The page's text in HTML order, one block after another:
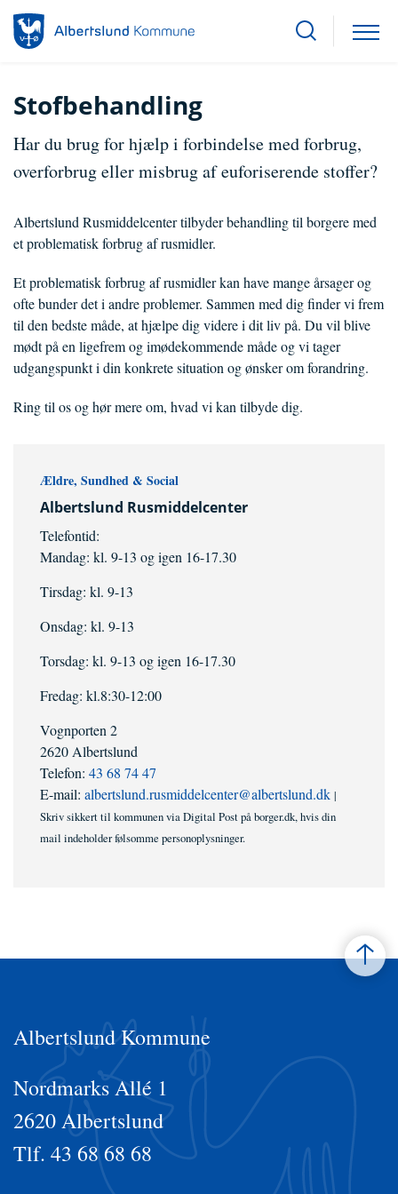
Stofbehandling
Har du brug for hjælp i forbindelse med forbrug,
overforbrug eller misbrug af euforiserende stoffer?
Albertslund Rusmiddelcenter tilbyder behandling til borgere med
et problematisk forbrug af rusmidler.
Et problematisk forbrug af rusmidler kan have mange årsager og
ofte bunder det i andre problemer. Sammen med dig finder vi frem
til den bedste måde, at hjælpe dig videre i dit liv på. Du vil blive
mødt på en ligefrem og imødekommende måde og vi tager
udgangspunkt i din konkrete situation og ønsker om forandring.
Ring til os og hør mere om, hvad vi kan tilbyde dig.
Ældre, Sundhed & Social
Albertslund Rusmiddelcenter
Telefontid:
Mandag: kl. 9-13 og igen 16-17.30
Tirsdag: kl. 9-13
Onsdag: kl. 9-13
Torsdag: kl. 9-13 og igen 16-17.30
Fredag: kl.8:30-12:00
Vognporten 2
2620 Albertslund
Telefon: 43 68 74 47
E-mail: albertslund.rusmiddelcenter@albertslund.dk |
Skriv sikkert til kommunen via Digital Post på borger.dk, hvis din
mail indeholder følsomme personoplysninger.
Albertslund Kommune
Nordmarks Allé 1
2620 Albertslund
Tlf. 43 68 68 68